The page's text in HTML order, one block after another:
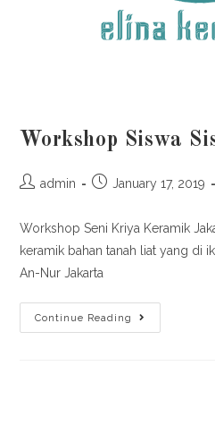
Workshop Siswa
admin January 17, 2019
Workshop Seni Kriya Keramik
keramik bahan tanah liat yang di
An-Nur Jakarta
Continue Reading